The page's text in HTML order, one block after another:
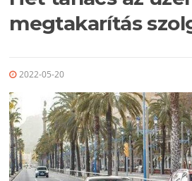
megtakarítás
2022-05-20